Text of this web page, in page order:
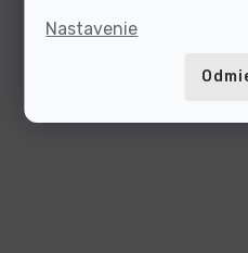
Nastavenie